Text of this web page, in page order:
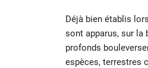
Déjà bien établis
sont apparus, sur la
profonds
espèces, terrestres